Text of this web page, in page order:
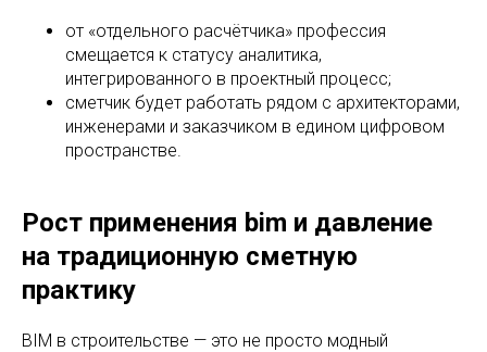
от «отдельного расчётчика» профессия
смещается к статусу аналитика,
интегрированного в проектный процесс;
сметчик будет работать рядом с архитекторами,
инженерами и заказчиком в едином цифровом
пространстве.
Рост применения bim и давление
на традиционную сметную
практику
BIM в строительстве — это не просто модный